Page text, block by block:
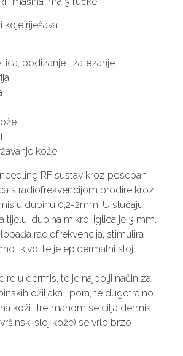
riješava:
lica, podizanje i zatezanje
kože
RF sustav kroz poseban
s radiofrekvencijom prodire kroz
u dubinu 0,2-2mm. U slučaju
tijelu, dubina mikro-iglica je 3 mm.
radiofrekvencija, stimulira
tkivo, te je epidermalni sloj
u dermis, te je najbolji način za
ožiljaka i pora, te dugotrajno
koži. Tretmanom se cilja dermis,
sloj kože) se vrlo brzo